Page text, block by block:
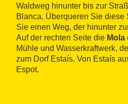
Waldweg hinunter bis zur
Blanca. Überqueren Sie diese
Sie einen Weg, der hinunter
Auf der rechten Seite die Mola
Mühle und Wasserkraftwerk,
zum Dorf Estaís. Von Estaís
Espot.